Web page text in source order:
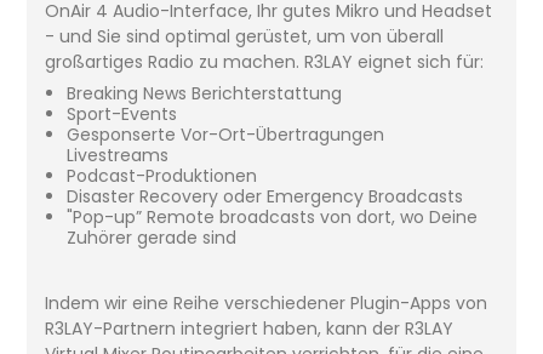
OnAir 4 Audio-Interface, Ihr gutes Mikro und Headset
- und Sie sind optimal gerüstet, um von überall
großartiges Radio zu machen. R3LAY eignet sich für:
Breaking News Berichterstattung
Sport-Events
Gesponserte Vor-Ort-Übertragungen
Livestreams
Podcast-Produktionen
Disaster Recovery oder Emergency Broadcasts
"Pop-up” Remote broadcasts von dort, wo Deine
Zuhörer gerade sind
Indem wir eine Reihe verschiedener Plugin-Apps von
R3LAY-Partnern integriert haben, kann der R3LAY